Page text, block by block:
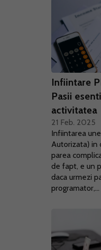
Infiintare
Pasii
activitatea
21 Feb. 2025
Infiintarea
Autorizata) in
parea
de fapt, e un
daca urmezi
programator,...